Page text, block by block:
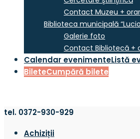
Contact Muzeu + orar
Biblioteca municipală
Galerie foto
Contact Bibliotecă +
Calendar evenimenteListă
BileteCumpără bilete
tel. 0372-930-929
Achiziții